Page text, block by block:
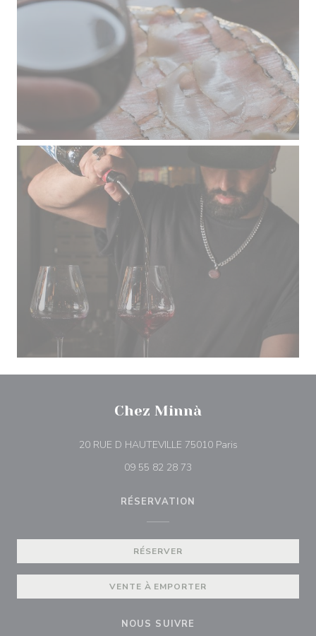
Chez Minnà
20 RUE D HAUTEVILLE 75010 Paris((ouvre une
09 55 82 28 73
RÉSERVATION
RÉSERVER
VENTE À EMPORTER
NOUS SUIVRE